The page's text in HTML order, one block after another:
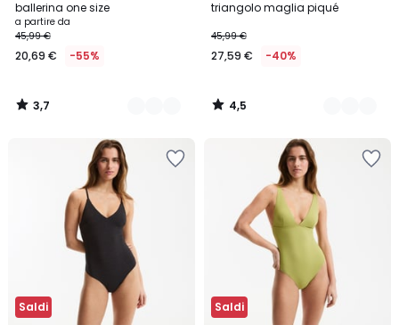
ballerina one size
a partire da
45,99 €
20,69 € -55%
3,7
/
triangolo maglia piqué
45,99 €
27,59 € -40%
4,5
/
Saldi Saldi